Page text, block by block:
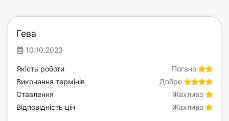
Гева
10.10.2023
Погано
Якість роботи
Добре
Виконання термінів
Жахливо
Ставлення
Жахливо
Відповідність цін